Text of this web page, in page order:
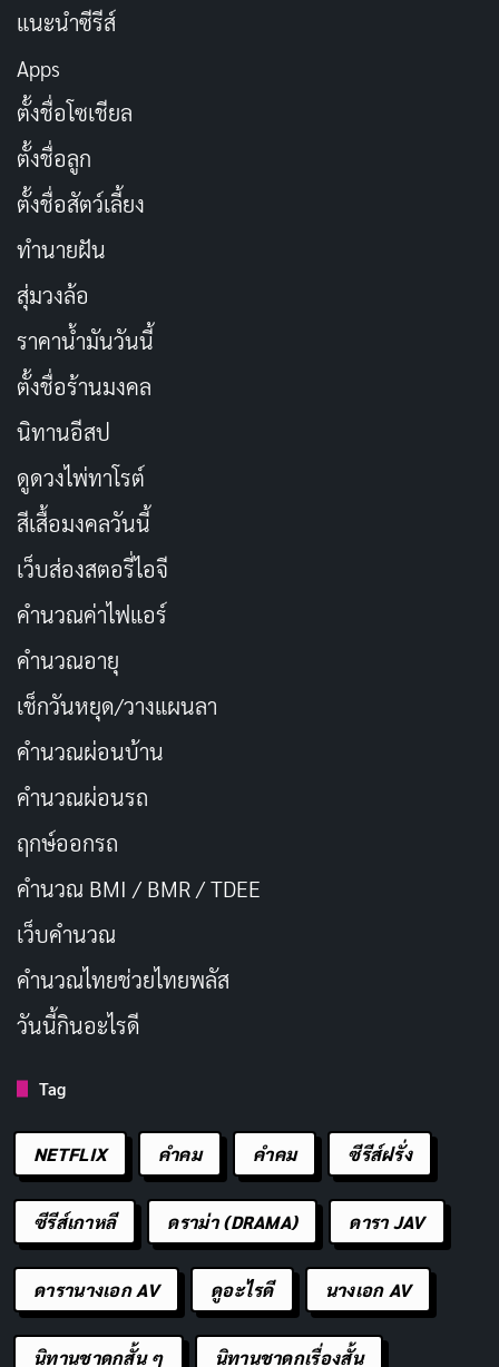
แนะนำซีรีส์
Apps
ตั้งชื่อโซเชียล
ตั้งชื่อลูก
ตั้งชื่อสัตว์เลี้ยง
ทำนายฝัน
สุ่มวงล้อ
ราคาน้ำมันวันนี้
ตั้งชื่อร้านมงคล
นิทานอีสป
ดูดวงไพ่ทาโรต์
สีเสื้อมงคลวันนี้
เว็บส่องสตอรี่ไอจี
คำนวณค่าไฟแอร์
คำนวณอายุ
เช็กวันหยุด/วางแผนลา
คำนวณผ่อนบ้าน
คำนวณผ่อนรถ
ฤกษ์ออกรถ
คำนวณ BMI / BMR / TDEE
เว็บคํานวณ
คํานวณไทยช่วยไทยพลัส
วันนี้กินอะไรดี
Tag
NETFLIX คำคม คําคม ซีรีส์ฝรั่ง
ซีรีส์เกาหลี ดราม่า (DRAMA) ดารา JAV
ดารานางเอก AV ดูอะไรดี นางเอก AV
นิทานชาดกสั้น ๆ นิทานชาดกเรื่องสั้น